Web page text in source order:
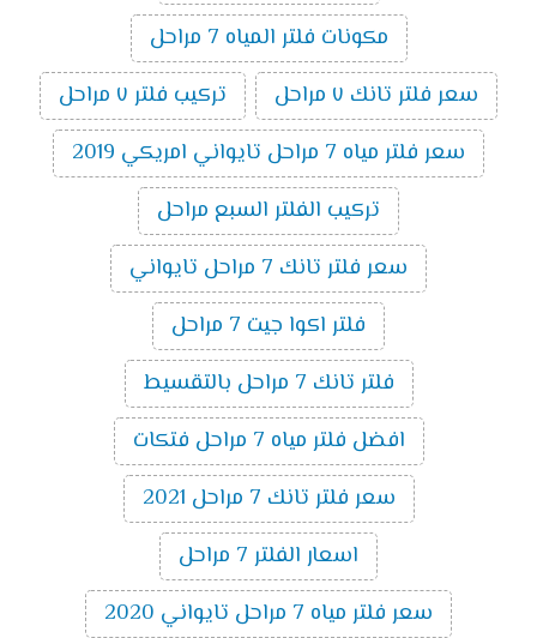
مكونات فلتر المياه 7 مراحل
سعر فلتر تانك ٧ مراحل
تركيب فلتر ٧ مراحل
سعر فلتر مياه 7 مراحل تايواني امريكي 2019
تركيب الفلتر السبع مراحل
سعر فلتر تانك 7 مراحل تايواني
فلتر اكوا جيت 7 مراحل
فلتر تانك 7 مراحل بالتقسيط
افضل فلتر مياه 7 مراحل فتكات
سعر فلتر تانك 7 مراحل 2021
اسعار الفلتر 7 مراحل
سعر فلتر مياه 7 مراحل تايواني 2020